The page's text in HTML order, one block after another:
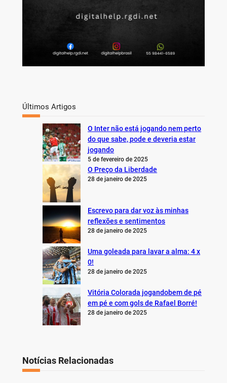
Últimos Artigos
O Inter não está jogando nem perto
do que sabe, pode e deveria estar
jogando
5 de fevereiro de 2025
O Preço da Liberdade
28 de janeiro de 2025
Escrevo para dar voz às minhas
reflexões e sentimentos
28 de janeiro de 2025
Uma goleada para lavar a alma: 4 x
0!
28 de janeiro de 2025
Vitória Colorada jogandobem de pé
em pé e com gols de Rafael Borré!
28 de janeiro de 2025
Notícias Relacionadas